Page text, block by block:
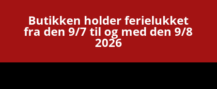
Butikken holder ferielukket
fra den 9/7 til og med den 9/8
2026